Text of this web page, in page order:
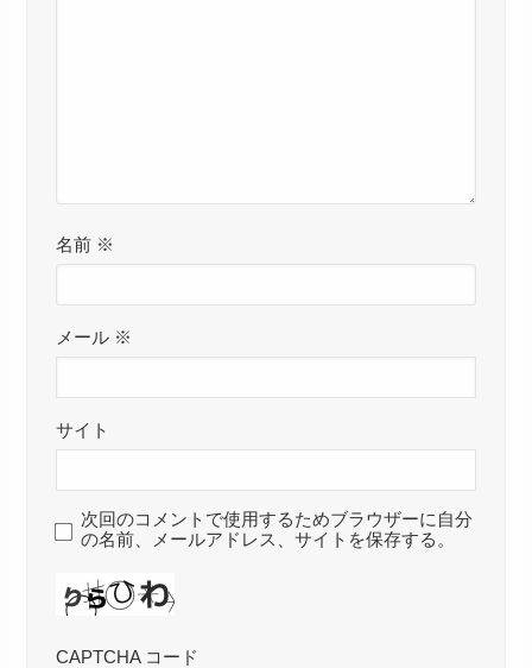
名前 ※
メール ※
サイト
次回のコメントで使用するためブラウザーに自分
の名前、メールアドレス、サイトを保存する。
CAPTCHA コード